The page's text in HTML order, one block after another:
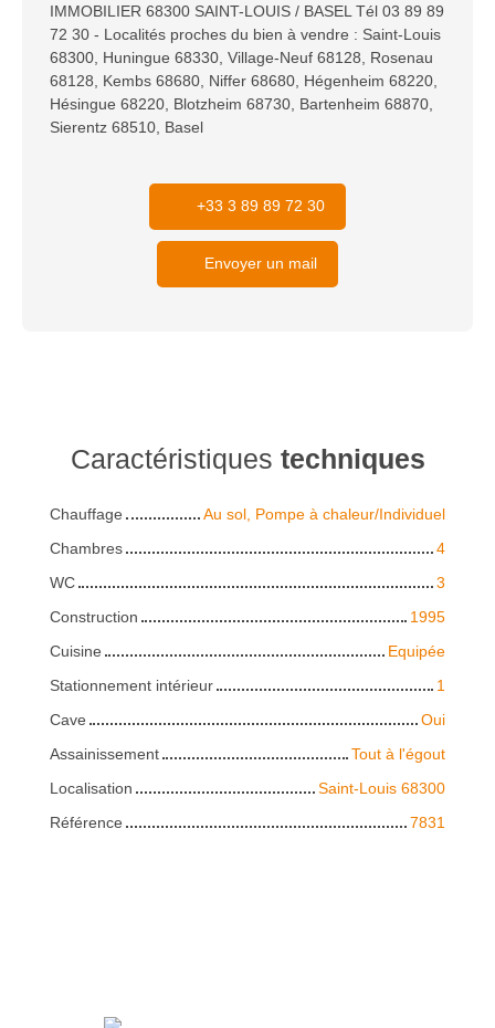
IMMOBILIER 68300 SAINT-LOUIS / BASEL Tél 03 89 89
72 30 - Localités proches du bien à vendre : Saint-Louis
68300, Huningue 68330, Village-Neuf 68128, Rosenau
68128, Kembs 68680, Niffer 68680, Hégenheim 68220,
Hésingue 68220, Blotzheim 68730, Bartenheim 68870,
Sierentz 68510, Basel
+33 3 89 89 72 30
Envoyer un mail
Caractéristiques techniques
Chauffage
Au sol, Pompe à chaleur/Individuel
Chambres
4
WC
3
Construction
1995
Cuisine
Equipée
Stationnement intérieur
1
Cave
Oui
Assainissement
Tout à l'égout
Localisation
Saint-Louis 68300
Référence
7831